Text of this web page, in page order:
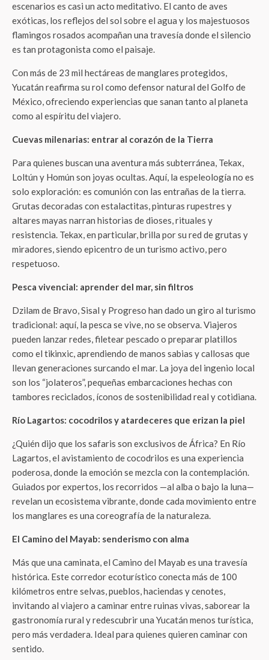
escenarios es casi un acto meditativo. El canto de aves
exóticas, los reflejos del sol sobre el agua y los majestuosos
flamingos rosados acompañan una travesía donde el silencio
es tan protagonista como el paisaje.
Con más de 23 mil hectáreas de manglares protegidos,
Yucatán reafirma su rol como defensor natural del Golfo de
México, ofreciendo experiencias que sanan tanto al planeta
como al espíritu del viajero.
Cuevas milenarias: entrar al corazón de la Tierra
Para quienes buscan una aventura más subterránea, Tekax,
Loltún y Homún son joyas ocultas. Aquí, la espeleología no es
solo exploración: es comunión con las entrañas de la tierra.
Grutas decoradas con estalactitas, pinturas rupestres y
altares mayas narran historias de dioses, rituales y
resistencia. Tekax, en particular, brilla por su red de grutas y
miradores, siendo epicentro de un turismo activo, pero
respetuoso.
Pesca vivencial: aprender del mar, sin filtros
Dzilam de Bravo, Sisal y Progreso han dado un giro al turismo
tradicional: aquí, la pesca se vive, no se observa. Viajeros
pueden lanzar redes, filetear pescado o preparar platillos
como el tikinxic, aprendiendo de manos sabias y callosas que
llevan generaciones surcando el mar. La joya del ingenio local
son los “jolateros”, pequeñas embarcaciones hechas con
tambores reciclados, íconos de sostenibilidad real y cotidiana.
Río Lagartos: cocodrilos y atardeceres que erizan la piel
¿Quién dijo que los safaris son exclusivos de África? En Río
Lagartos, el avistamiento de cocodrilos es una experiencia
poderosa, donde la emoción se mezcla con la contemplación.
Guiados por expertos, los recorridos —al alba o bajo la luna—
revelan un ecosistema vibrante, donde cada movimiento entre
los manglares es una coreografía de la naturaleza.
El Camino del Mayab: senderismo con alma
Más que una caminata, el Camino del Mayab es una travesía
histórica. Este corredor ecoturístico conecta más de 100
kilómetros entre selvas, pueblos, haciendas y cenotes,
invitando al viajero a caminar entre ruinas vivas, saborear la
gastronomía rural y redescubrir una Yucatán menos turística,
pero más verdadera. Ideal para quienes quieren caminar con
sentido.